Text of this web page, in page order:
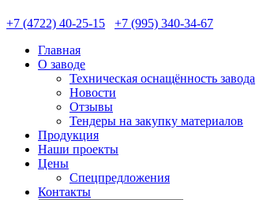
+7 (4722) 40-25-15
+7 (995) 340-34-67
Главная
О заводе
Техническая оснащённость завода
Новости
Отзывы
Тендеры на закупку материалов
Продукция
Наши проекты
Цены
Спецпредложения
Контакты